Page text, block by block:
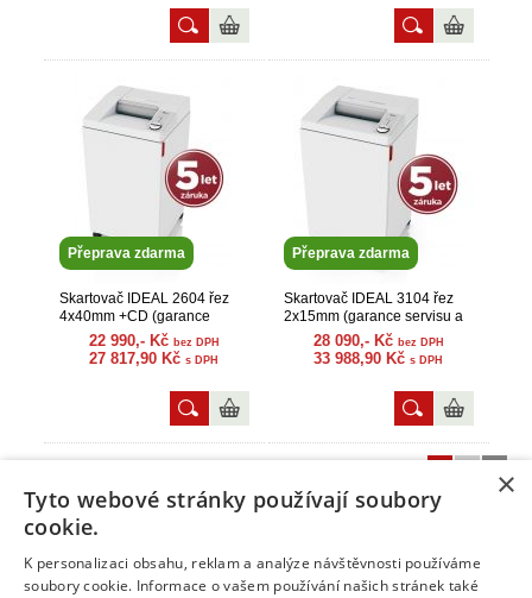
Přeprava zdarma
Skartovač IDEAL 2604 řez
4x40mm +CD (garance
servisu a náhr. dílů)
22 990,- Kč bez DPH
27 817,90 Kč s DPH
Přeprava zdarma
Skartovač IDEAL 3104 řez
2x15mm (garance servisu a
náhr. dílů)
28 090,- Kč bez DPH
33 988,90 Kč s DPH
Info
×
Tyto webové stránky používají soubory
cookie.
K personalizaci obsahu, reklam a analýze návštěvnosti používáme
soubory cookie. Informace o vašem používání našich stránek také